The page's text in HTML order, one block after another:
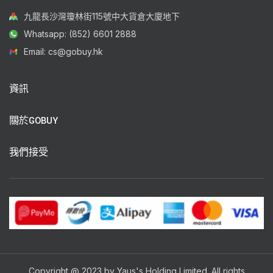
九龍長沙灣瓊林街115號中大貨倉大廈地下
Whatsapp: (852) 6601 2888
Email: cs@gobuy.hk
資訊
關於GOBUY
我們接受
Copyright @ 2023 by Yaus's Holding Limited. All rights